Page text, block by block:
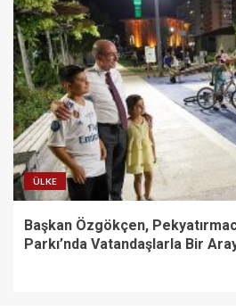
ÜLKE
Başkan Özgökçen,
Parkı’nda Vatandaşlarla Bir